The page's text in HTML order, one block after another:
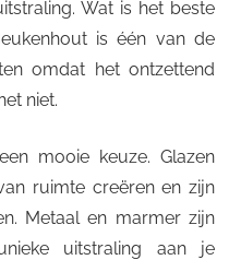
Wat is het beste
is één van de
omdat het ontzettend
niet.
mooie keuze. Glazen
ruimte creëren en zijn
Metaal en marmer zijn
uitstraling aan je